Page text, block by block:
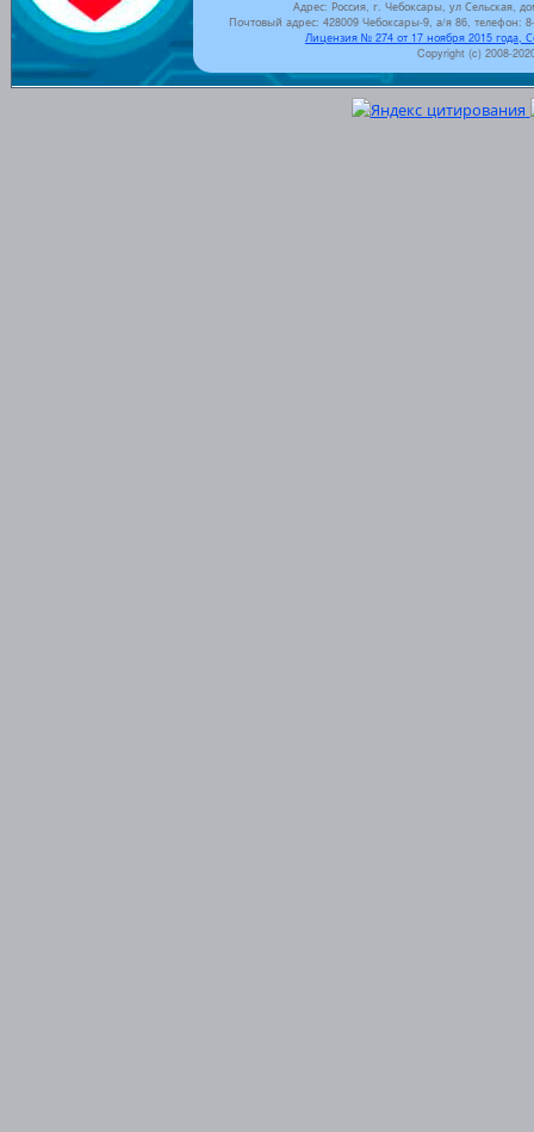
Адрес: Россия, г. Чебоксары, ул Сельская,
Почтовый адрес: 428009 Чебоксары-9, а/я 86, телефон:
Лицензия № 274 от 17 ноября 2015 года,
Copyright (c) 2008-